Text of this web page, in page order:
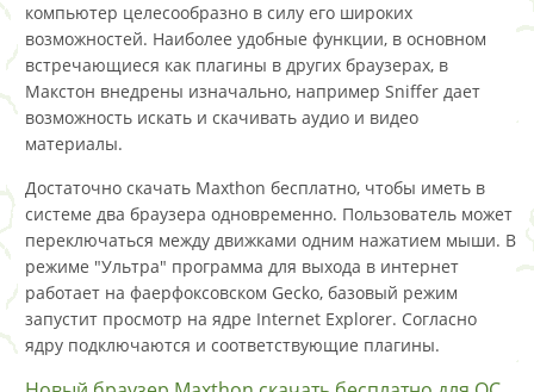
компьютер целесообразно в силу его широких
возможностей. Наиболее удобные функции, в основном
встречающиеся как плагины в других браузерах, в
Макстон внедрены изначально, например Sniffer дает
возможность искать и скачивать аудио и видео
материалы.
Достаточно скачать Maxthon бесплатно, чтобы иметь в
системе два браузера одновременно. Пользователь может
переключаться между движками одним нажатием мыши. В
режиме "Ультра" программа для выхода в интернет
работает на фаерфоксовском Gecko, базовый режим
запустит просмотр на ядре Internet Explorer. Согласно
ядру подключаются и соответствующие плагины.